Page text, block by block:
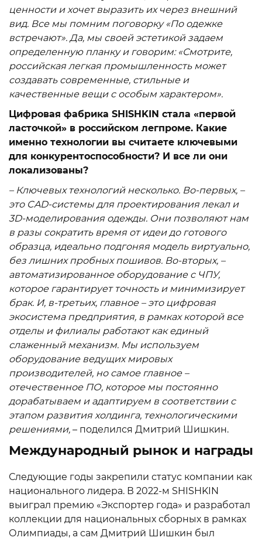
ценности и хочет выразить их через внешний
вид. Все мы помним поговорку «По одежке
встречают». Да, мы своей эстетикой задаем
определенную планку и говорим: «Смотрите,
российская легкая промышленность может
создавать современные, стильные и
качественные вещи с особым характером».
Цифровая фабрика SHISHKIN стала «первой
ласточкой» в российском легпроме. Какие
именно технологии вы считаете ключевыми
для конкурентоспособности? И все ли они
локализованы?
– Ключевых технологий несколько. Во-первых, –
это CAD-системы для проектирования лекал и
3D-моделирования одежды. Они позволяют нам
в разы сократить время от идеи до готового
образца, идеально подгоняя модель виртуально,
без лишних пробных пошивов. Во-вторых, –
автоматизированное оборудование с ЧПУ,
которое гарантирует точность и минимизирует
брак. И, в-третьих, главное – это цифровая
экосистема предприятия, в рамках которой все
отделы и филиалы работают как единый
слаженный механизм. Мы используем
оборудование ведущих мировых
производителей, но самое главное –
отечественное ПО, которое мы постоянно
дорабатываем и адаптируем в соответствии с
этапом развития холдинга, технологическими
решениями, – поделился Дмитрий Шишкин.
Международный рынок и награды
Следующие годы закрепили статус компании как
национального лидера. В 2022-м SHISHKIN
выиграл премию «Экспортер года» и разработал
коллекции для национальных сборных в рамках
Олимпиады, а сам Дмитрий Шишкин был